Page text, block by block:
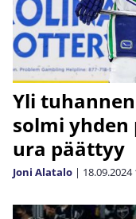
Yli
solmi yhden
ura päättyy
Joni Alatalo | 18.09.2024